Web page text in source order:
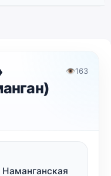
👁163
Наманганская